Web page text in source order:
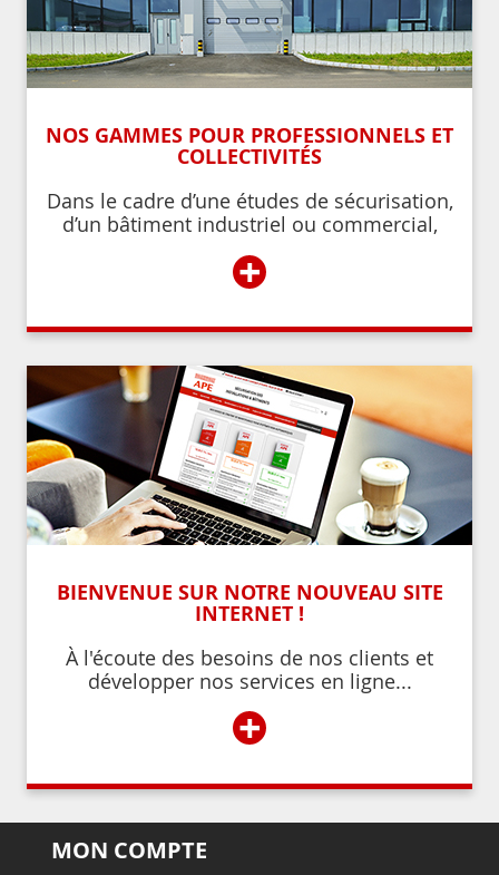
NOS GAMMES POUR PROFESSIONNELS ET
COLLECTIVITÉS
Dans le cadre d’une études de sécurisation,
d’un bâtiment industriel ou commercial,
+
BIENVENUE SUR NOTRE NOUVEAU SITE
INTERNET !
À l'écoute des besoins de nos clients et
développer nos services en ligne...
+
MON COMPTE